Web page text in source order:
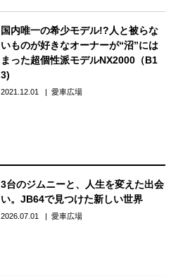
国内唯一の希少モデル!?人と被らな
いものが好きなオーナーが“沼”には
まった超個性派モデルNX2000（B1
3)
2021.12.01 愛車広場
3台のジムニーと、人生を変えた出会
い。JB64で見つけた新しい世界
2026.07.01 愛車広場